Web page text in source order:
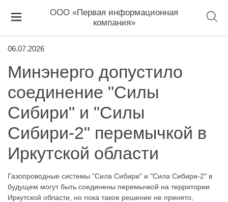
ООО «Первая информационная
компания»
06.07.2026
Минэнерго допустило
соединение "Силы
Сибири" и "Силы
Сибири-2" перемычкой в
Иркутской области
Газопроводные системы "Сила Сибири" и "Сила Сибири-2" в
будущем могут быть соединены перемычкой на территории
Иркутской области, но пока такое решение не принято,